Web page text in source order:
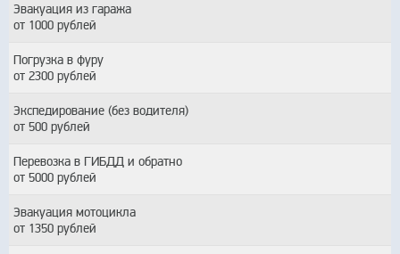
Эвакуация из гаража
от 1000 рублей
Погрузка в фуру
от 2300 рублей
Экспедирование (без водителя)
от 500 рублей
Перевозка в ГИБДД и обратно
от 5000 рублей
Эвакуация мотоцикла
от 1350 рублей